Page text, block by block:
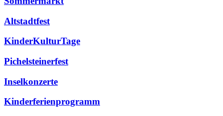
Altstadtfest
KinderKulturTage
Pichelsteinerfest
Inselkonzerte
Kinderferienprogramm